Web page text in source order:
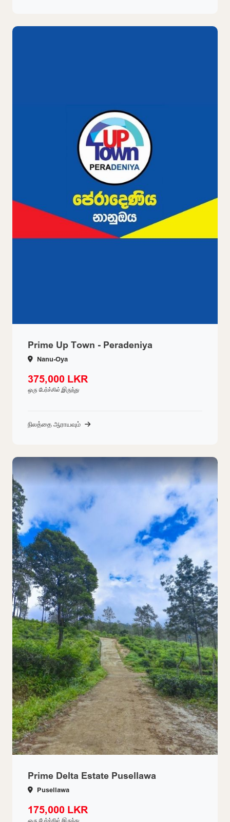
Prime Up Town - Peradeniya
Nanu-Oya
375,000 LKR
ஒரு பேர்ச்சில் இருந்து
நிலத்தை ஆராயவும்
Prime Delta Estate Pusellawa
Pusellawa
175,000 LKR
ஒரு பேர்ச்சில் இருந்து